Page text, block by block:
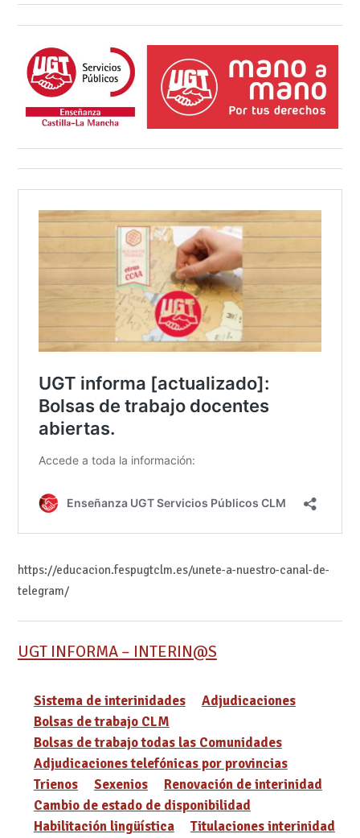
https://educacion.fespugtclm.es/unete-a-nuestro-canal-de-
telegram/
UGT INFORMA – INTERIN@S
Sistema de interinidades
Adjudicaciones
Bolsas de trabajo CLM
Bolsas de trabajo todas las Comunidades
Adjudicaciones telefónicas por provincias
Trienos
Sexenios
Renovación de interinidad
Cambio de estado de disponibilidad
Habilitación lingüística
Titulaciones interinidad